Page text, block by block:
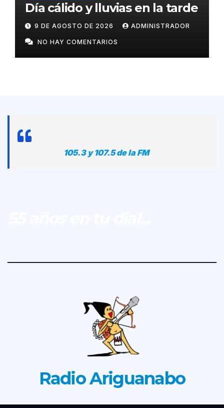
Día cálido y lluvias en la tarde
9 DE AGOSTO DE 2026 ADMINISTRADOR
NO HAY COMENTARIOS
105.3 y 107.5 de la FM
Radio Ariguanabo